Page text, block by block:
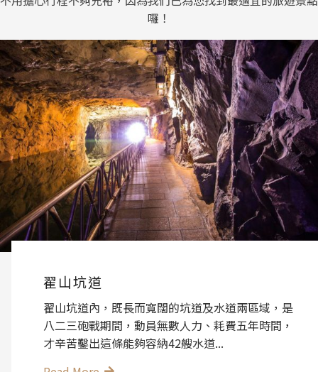
囉！
沙美摩洛哥
沙美摩洛哥是位於沙美老街的頹屋，走進沙黃色的
頹屋建築彷彿置身在中東沙漠之中，大家來到這都
說像是到了中東國家摩洛哥，充滿神...